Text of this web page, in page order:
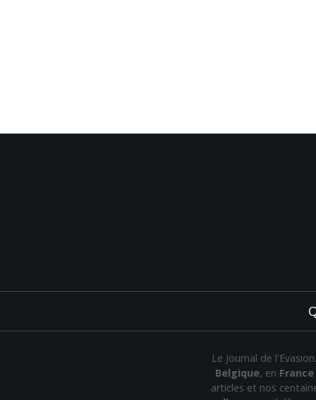
Le Journal de
Belgique, en France
articles et nos